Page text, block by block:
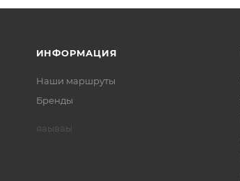
ИНФОРМАЦИЯ
Наши маршруты
Бренды
яаываы